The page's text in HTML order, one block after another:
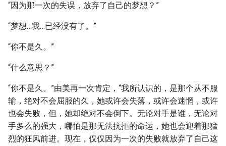
“因为那一次的失误，放弃了自己的梦想？”
“梦想…我…已经没有了。”
“你不是久。”
“什么意思？”
“你不是久。”由美再一次肯定，“我所认识的，是那个从不服
输，绝对不会屈服的久，她或许会失落，或许会迷惘，或许
也会失败，但，她却绝对不会倒下。无论对手是谁，无论对
手多么的强大，哪怕是那无法抗拒的命运，她也会迎着那猛
烈的狂风前进。现在，仅仅因为一次的失败就放弃了自己这